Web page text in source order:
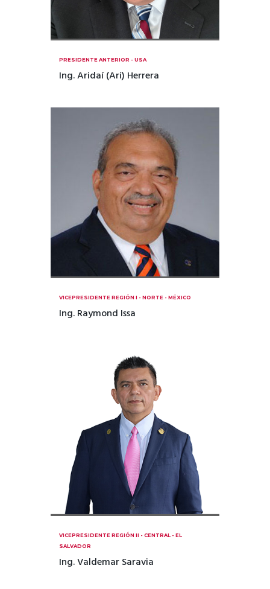
PRESIDENTE ANTERIOR - USA
Ing. Aridaí (Ari) Herrera
VICEPRESIDENTE REGIÓN I - NORTE - MÉXICO
Ing. Raymond Issa
VICEPRESIDENTE REGIÓN II - CENTRAL - EL
SALVADOR
Ing. Valdemar Saravia